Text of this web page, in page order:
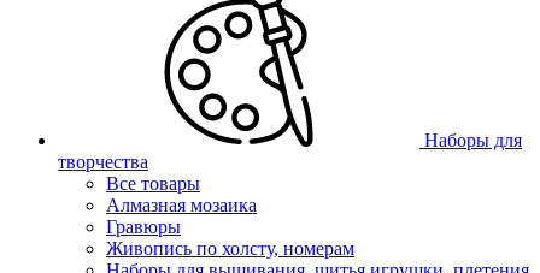
Наборы для
творчества
Все товары
Алмазная мозаика
Гравюры
Живопись по холсту, номерам